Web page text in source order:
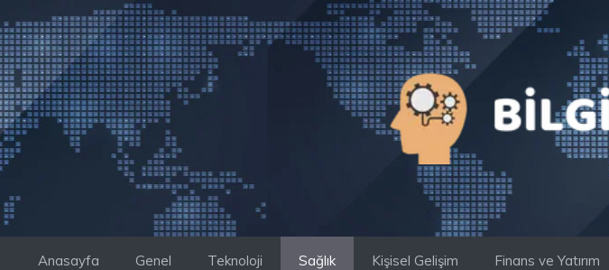
atla
Anasayfa Genel Teknoloji Sağlık Kişisel Gelişim Finans ve Yatırım